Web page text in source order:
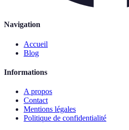
Navigation
Accueil
Blog
Informations
A propos
Contact
Mentions légales
Politique de confidentialité